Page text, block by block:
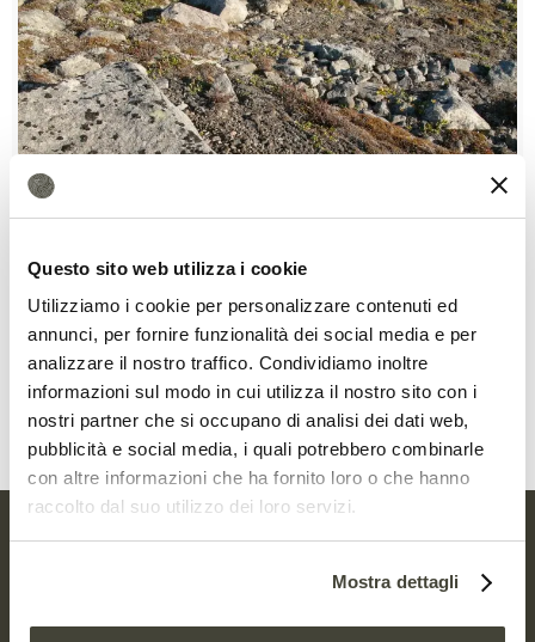
Questo sito web utilizza i cookie
Utilizziamo i cookie per personalizzare contenuti ed
annunci, per fornire funzionalità dei social media e per
analizzare il nostro traffico. Condividiamo inoltre
informazioni sul modo in cui utilizza il nostro sito con i
nostri partner che si occupano di analisi dei dati web,
pubblicità e social media, i quali potrebbero combinarle
con altre informazioni che ha fornito loro o che hanno
raccolto dal suo utilizzo dei loro servizi.
Mostra dettagli
Un fluido potrebbe
spiegare il mistero delle
terrazze del permafrost
MORE